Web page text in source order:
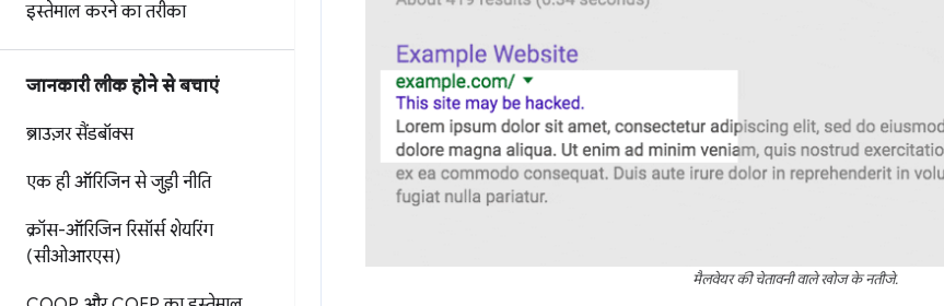
इस्तेमाल करने का तरीका
जानकारी लीक होने से बचाएं
ब्राउज़र सैंडबॉक्स
एक ही ऑरिजिन से जुड़ी नीति
क्रॉस-ऑरिजिन रिसॉर्स शेयरिंग
(सीओआरएस)
मैलवेयर की चेतावनी वाले खोज के नतीजे.